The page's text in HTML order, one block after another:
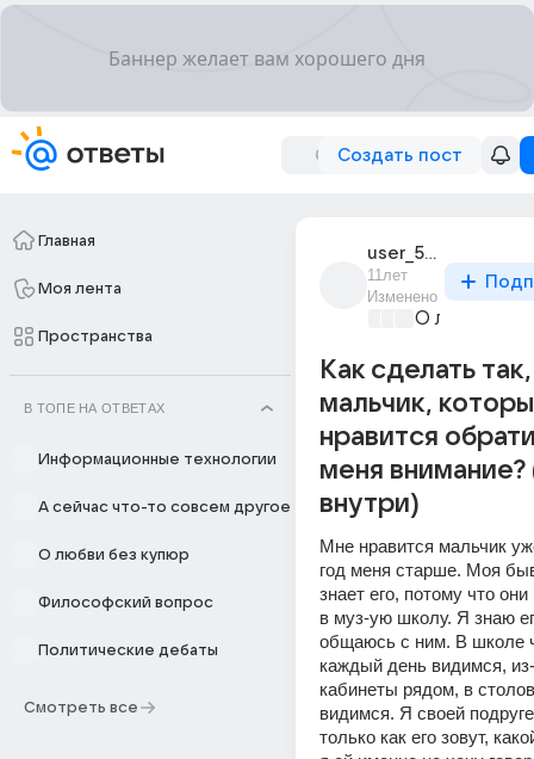
Создать пост
Главная
Моя лента
Пространства
В ТОПЕ НА ОТВЕТАХ
Информационные технологии
А сейчас что-то совсем другое
О любви без купюр
Философский вопрос
Политические дебаты
Смотреть все
user_58682472
11лет
Изменено
О любви без
Как сделать
мальчик,
нравится
меня
внутри)
Мне нравится мальчик
год меня старше. Моя
знает его, потому что
в муз-ую школу. Я знаю
общаюсь с ним. В школе
каждый день видимся, из-
кабинеты рядом, в
видимся. Я своей
только как его зовут,